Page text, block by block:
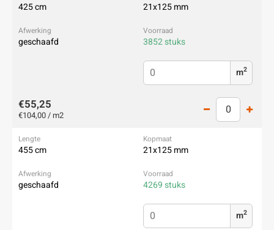
425 cm 21x125 mm
geschaafd 3852 stuks
m2
€55,25
€104,00 / m2
455 cm 21x125 mm
geschaafd 4269 stuks
m2